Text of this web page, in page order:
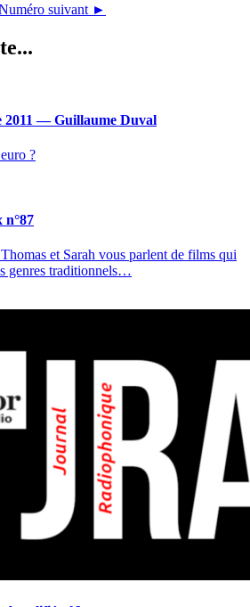
suivant ►
2011 — Guillaume Duval
?
n°87
et Sarah vous parlent de films qui
genres traditionnels…